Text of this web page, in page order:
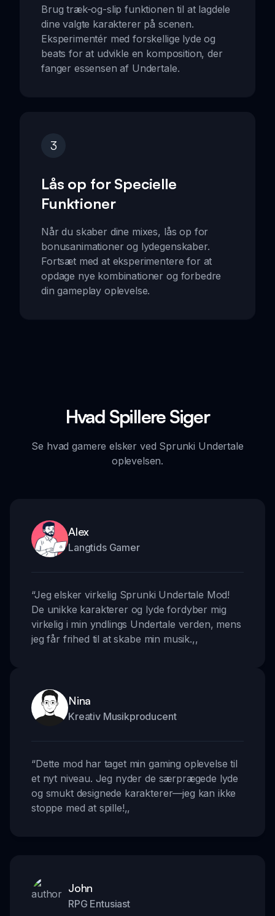
Brug træk-og-slip funktionen til at lagdele
dine valgte karakterer på scenen.
Eksperimentér med forskellige lyde og
beats for at udvikle en komposition, der
fanger essensen af Undertale.
3
Lås op for Specielle
Funktioner
Når du skaber dine mixes, lås op for
bonusanimationer og lydegenskaber.
Fortsæt med at eksperimentere for at
opdage nye kombinationer og forbedre
din gameplay oplevelse.
Hvad Spillere Siger
Se hvad gamere elsker ved Sprunki Undertale
oplevelsen.
Alex
Langtids Gamer
“Jeg elsker virkelig Sprunki Undertale Mod!
De unikke karakterer og lyde fordyber mig
virkelig i min yndlings Undertale verden, mens
jeg får frihed til at skabe min musik.,,
Nina
Kreativ Musikproducent
“Dette mod har taget min gaming oplevelse til
et nyt niveau. Jeg nyder de særprægede lyde
og smukt designede karakterer—jeg kan ikke
stoppe med at spille!,,
John
RPG Entusiast